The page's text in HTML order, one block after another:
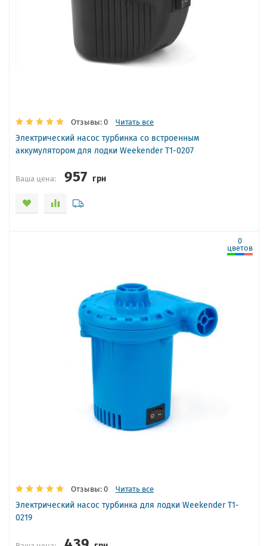
Отзывы: 0 Читать все
Электрический насос турбинка со встроенным
аккумулятором для лодки Weekender T1-0207
Ваша цена: 957 грн
0
цветов
Отзывы: 0 Читать все
Электрический насос турбинка для лодки Weekender T1-
0219